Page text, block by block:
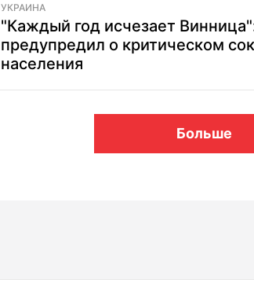
УКРАИНА
"Каждый год исчезает
предупредил о критическом
населения
Больше